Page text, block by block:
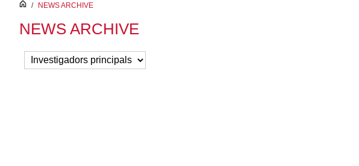
inici
/ NEWS ARCHIVE
NEWS ARCHIVE